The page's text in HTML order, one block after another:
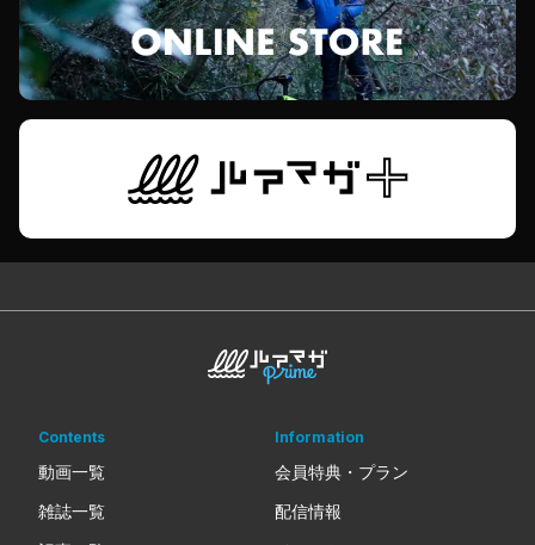
Contents
動画一覧
雑誌一覧
Information
会員特典・プラン
配信情報